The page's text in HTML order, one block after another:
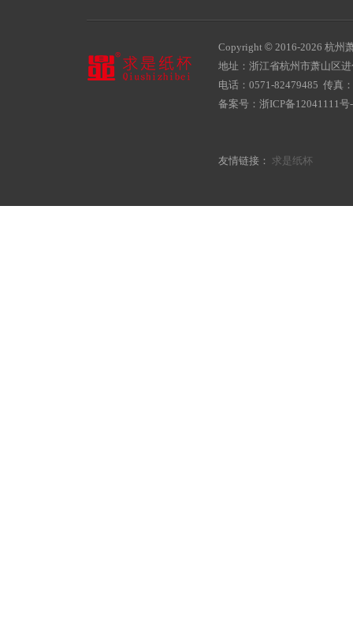
Copyright © 2016-2026 杭州
地址：浙江省杭州市萧山区
电话：0571-82479485 传真
备案号： 浙ICP备12041111号
友情链接： 求是纸杯